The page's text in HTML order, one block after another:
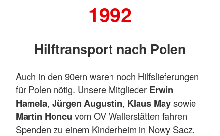
1992
Hilftransport nach Polen
Auch in den 90ern waren noch Hilfslieferungen
für Polen nötig. Unsere Mitglieder Erwin
Hamela, Jürgen Augustin, Klaus Maysowie
Martin Honcu vom OV Wallerstätten fahren
Spenden zu einem Kinderheim in Nowy Sacz.